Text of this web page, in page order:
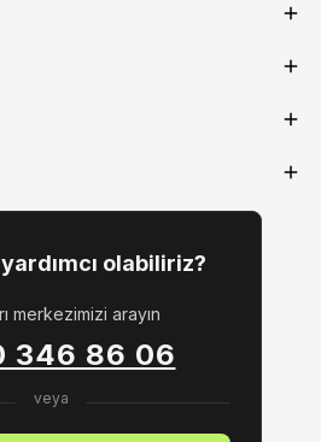
olabiliriz?
merkezimizi arayın
346 86 06